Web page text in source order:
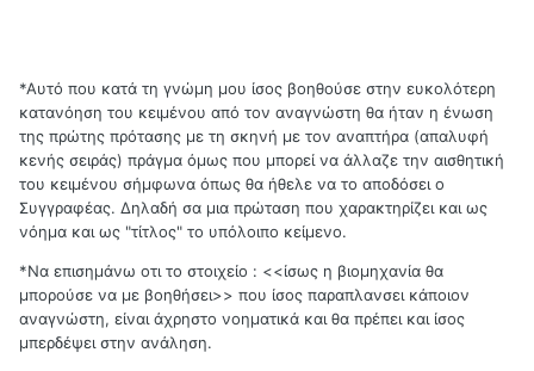
*Αυτό που κατά τη γνώμη μου ίσος βοηθούσε στην ευκολότερη
κατανόηση του κειμένου από τον αναγνώστη θα ήταν η ένωση
της πρώτης πρότασης με τη σκηνή με τον αναπτήρα (απαλυφή
κενής σειράς) πράγμα όμως που μπορεί να άλλαζε την αισθητική
του κειμένου σήμφωνα όπως θα ήθελε να το αποδόσει ο
Συγγραφέας. Δηλαδή σα μια πρώταση που χαρακτηρίζει και ως
νόημα και ως "τίτλος" το υπόλοιπο κείμενο.
*Να επισημάνω οτι το στοιχείο : <<ίσως η βιομηχανία θα
μπορούσε να με βοηθήσει>> που ίσος παραπλανσει κάποιον
αναγνώστη, είναι άχρηστο νοηματικά και θα πρέπει και ίσος
μπερδέψει στην ανάληση.